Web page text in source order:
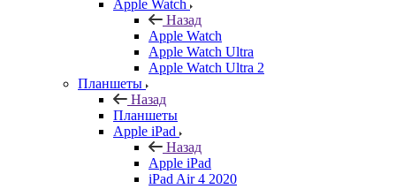
Apple Watch
Назад
Apple Watch
Apple Watch Ultra
Apple Watch Ultra 2
Планшеты
Назад
Планшеты
Apple iPad
Назад
Apple iPad
iPad Air 4 2020